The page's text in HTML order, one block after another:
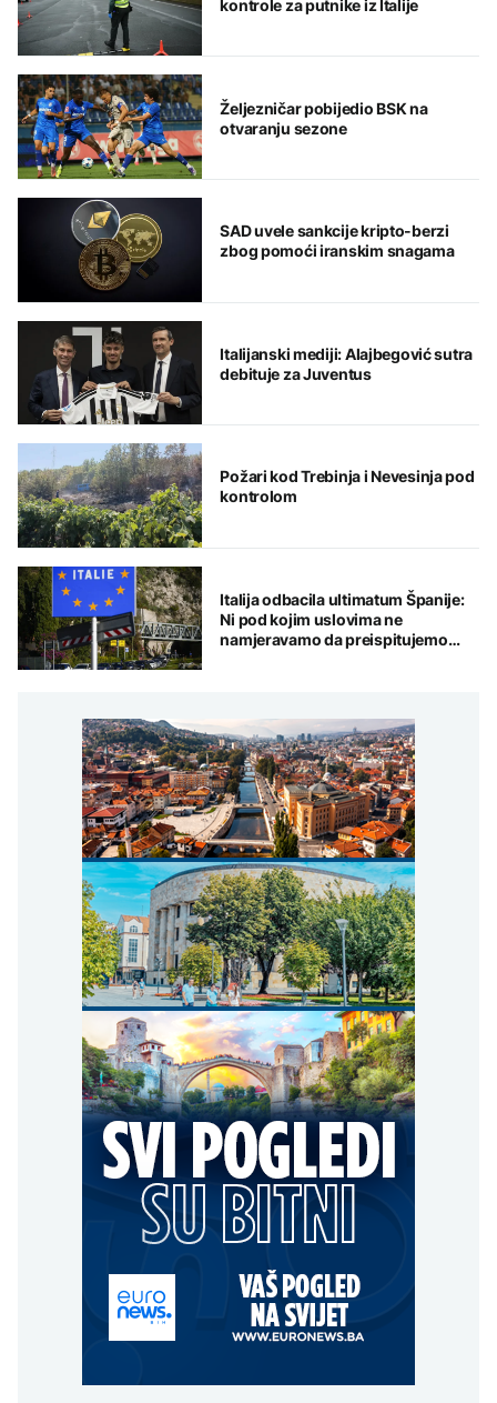
kontrole za putnike iz Italije
Željezničar pobijedio BSK na
otvaranju sezone
SAD uvele sankcije kripto-berzi
zbog pomoći iranskim snagama
Italijanski mediji: Alajbegović sutra
debituje za Juventus
Požari kod Trebinja i Nevesinja pod
kontrolom
Italija odbacila ultimatum Španije:
Ni pod kojim uslovima ne
namjeravamo da preispitujemo